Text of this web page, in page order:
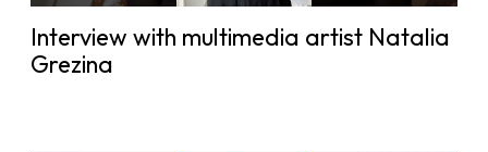
Interview with multimedia artist Natalia
Grezina